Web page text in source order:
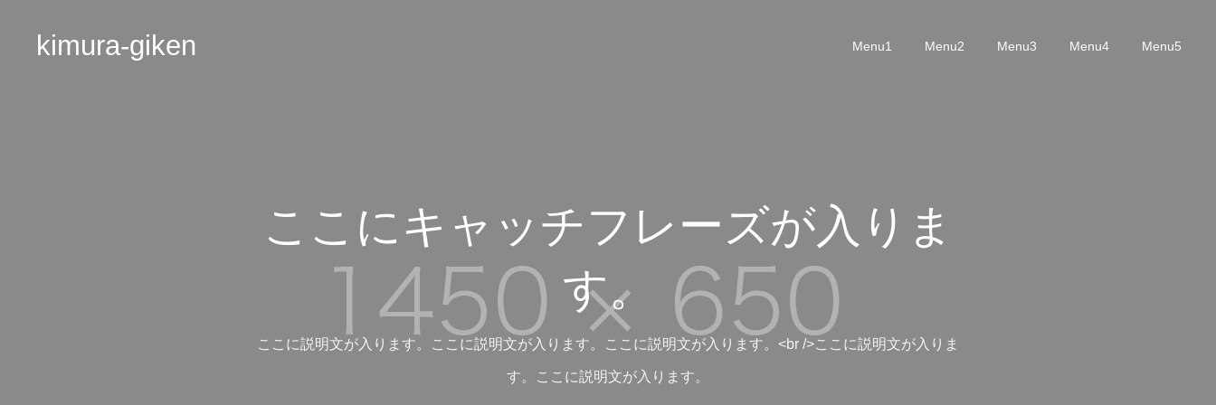
kimura-giken Menu1 Menu2 Menu3 Menu4 Menu5
ここにキャッチフレーズが入りま
す。
ここに説明文が入ります。ここに説明文が入ります。ここに説明文が入ります。<br />ここに説明文が入りま
す。ここに説明文が入ります。